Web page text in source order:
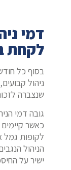
דמי
לקחת
בסוף כל
ניהול
שנצברה
גובה דמי
כאשר קיימים
לקופות גמל
הניהול
ישיר על